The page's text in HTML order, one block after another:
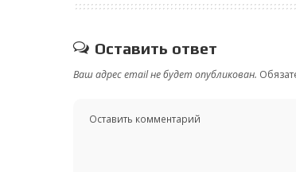
Оставить ответ
Ваш адрес email не будет опубликован.